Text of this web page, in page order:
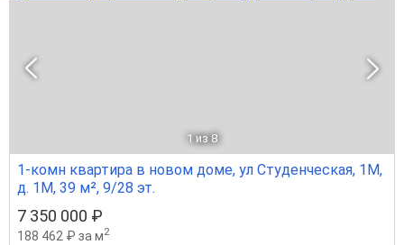
1 из 8
1-комн квартира в новом доме, ул Студенческая, 1М,
д. 1М, 39 м², 9/28 эт.
7 350 000 ₽
188 462 ₽ за м2